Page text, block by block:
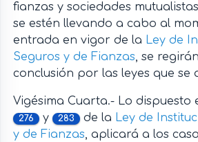
fianzas y sociedades
se estén llevando a cabo al
entrada en vigor de la Ley de
Seguros y de Fianzas, se
conclusión por las leyes que se
Vigésima Cuarta.- Lo dispuesto
276 y 283 de la Ley de
y de Fianzas, aplicará a los